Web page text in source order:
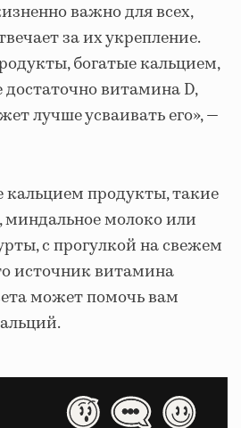
важно для всех,
за их укрепление.
богатые кальцием,
витамина D,
лучше усваивать его», —
кальцием продукты, такие
миндальное молоко или
с прогулкой на свежем
источник витамина
может помочь вам